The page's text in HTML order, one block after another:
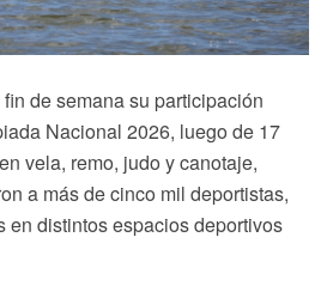
de semana su participación
Nacional 2026, luego de 17
vela, remo, judo y canotaje,
a más de cinco mil deportistas,
en distintos espacios deportivos